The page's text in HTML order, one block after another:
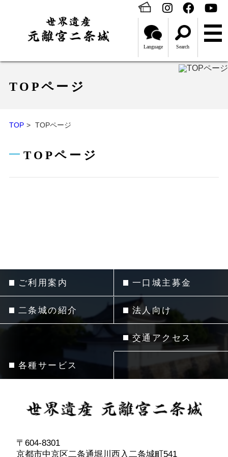
Language Search
TOPページ
TOP TOPページ
TOPページ
ご利用案内
二条城の紹介
各種サービス
一口城主募金
法人向け
交通アクセス
〒604-8301
京都市中京区二条通堀川西入二条城町541